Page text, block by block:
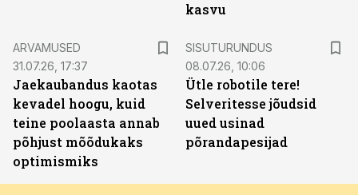
kasvu
ARVAMUSED
31.07.26, 17:37
Jaekaubandus kaotas
kevadel hoogu, kuid
teine poolaasta annab
põhjust mõõdukaks
optimismiks
SISUTURUNDUS
08.07.26, 10:06
Ütle robotile tere!
Selveritesse jõudsid
uued usinad
põrandapesijad